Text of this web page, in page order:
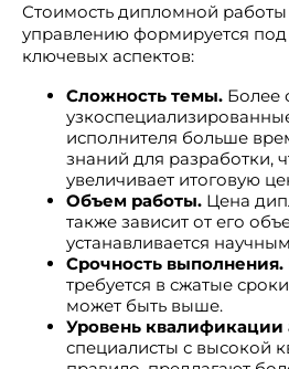
Стоимость дипломной
управлению формируется
ключевых аспектов:
Сложность темы. Более
исполнителя больше
знаний для разработки,
увеличивает итоговую
Объем работы. Цена
также зависит от его
устанавливается
Срочность выполнения.
требуется в сжатые
может быть выше.
Уровень квалификации
специалисты с высокой